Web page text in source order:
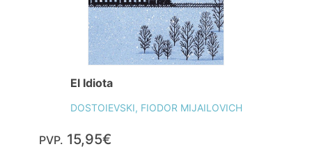
El Idiota
DOSTOIEVSKI, FIODOR MIJAILOVICH
PVP. 15,95€